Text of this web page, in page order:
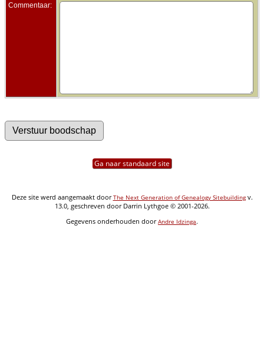
Commentaar:
Ga naar standaard site
Deze site werd aangemaakt doorThe Next Generation of Genealogy Sitebuildingv.
13.0, geschreven door Darrin Lythgoe © 2001-2026.
Gegevens onderhouden doorAndre Idzinga.